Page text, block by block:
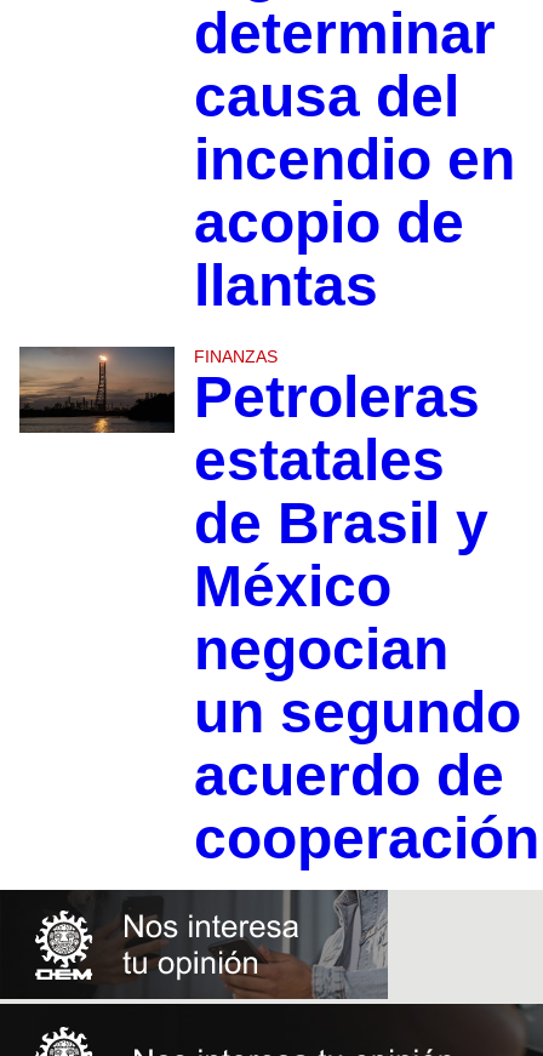
determinar
causa del
incendio en
acopio de
llantas
FINANZAS
Petroleras
estatales
de Brasil y
México
negocian
un segundo
acuerdo de
cooperación